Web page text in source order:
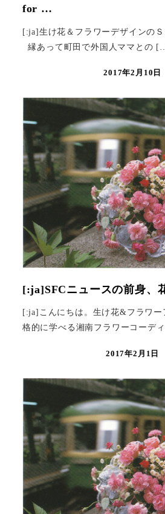
for …
[:ja]生け花＆フラワーデザインのＳ
縁あって町田で外国人ママとの
2017年2月10日
[:ja]SFCニュースの前身、
[:ja]こんにちは。生け花&フラワー
格的に学べる湘南フラワーコーデ
2017年2月1日